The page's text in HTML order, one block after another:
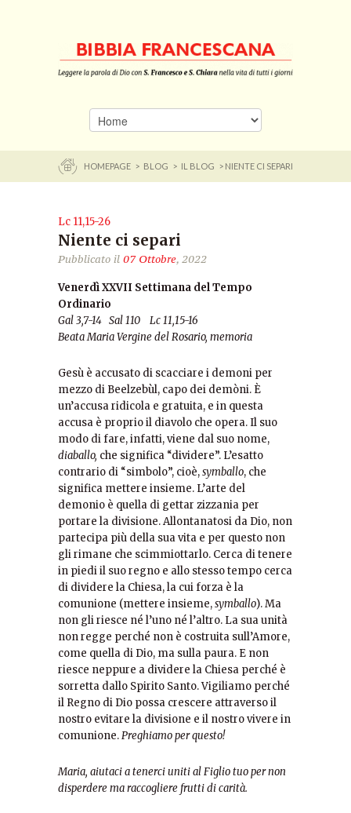
HOMEPAGE > BLOG > IL BLOG > NIENTE CI SEPARI
Lc 11,15-26
Niente ci separi
Pubblicato il 07 Ottobre, 2022
Venerdì XXVII Settimana del Tempo
Ordinario
Gal 3,7-14 Sal 110 Lc 11,15-16
Beata Maria Vergine del Rosario, memoria
Gesù è accusato di scacciare i demoni per
mezzo di Beelzebùl, capo dei demòni. È
un’accusa ridicola e gratuita, e in questa
accusa è proprio il diavolo che opera. Il suo
modo di fare, infatti, viene dal suo nome,
diaballo, che significa “dividere”. L’esatto
contrario di “simbolo”, cioè,symballo, che
significa mettere insieme. L’arte del
demonio è quella di gettar zizzania per
portare la divisione. Allontanatosi da Dio, non
partecipa più della sua vita e per questo non
gli rimane che scimmiottarlo. Cerca di tenere
in piedi il suo regno e allo stesso tempo cerca
di dividere la Chiesa, la cui forza è la
comunione (mettere insieme,symballo). Ma
non gli riesce né l’uno né l’altro. La sua unità
non regge perché non è costruita sull’Amore,
come quella di Dio, ma sulla paura. E non
riesce neppure a dividere la Chiesa perché è
sorretta dallo Spirito Santo. Vigiliamo perché
il Regno di Dio possa crescere attraverso il
nostro evitare la divisione e il nostro vivere in
comunione.Preghiamo per questo!
Maria, aiutaci a tenerci uniti al Figlio tuo per non
disperdere ma raccogliere frutti di carità.